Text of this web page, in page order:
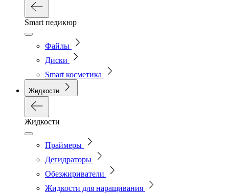
Smart педикюр
Файлы
Диски
Smart косметика
Жидкости
Жидкости
Праймеры
Дегидраторы
Обезжириватели
Жидкости для наращивания